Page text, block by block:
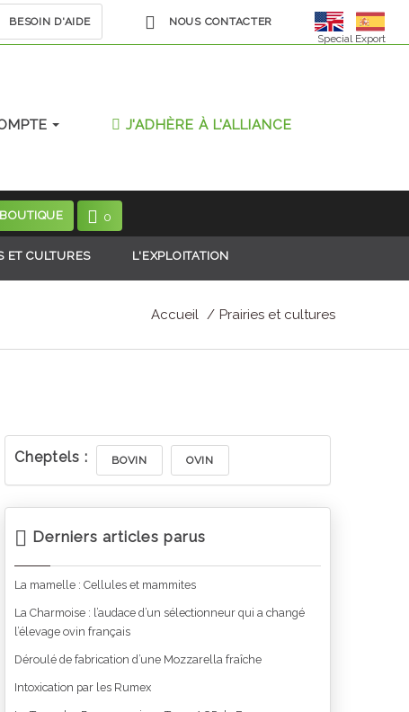
BESOIN D'AIDE
NOUS CONTACTER
Special Export
J'ADHÈRE À L'ALLIANCE
0
ET CULTURES L'EXPLOITATION
Accueil Prairies et cultures
Cheptels : BOVIN OVIN
Derniers articles parus
La mamelle : Cellules et mammites
La Charmoise : l’audace d’un sélectionneur qui a changé
l’élevage ovin français
Déroulé de fabrication d’une Mozzarella fraîche
Intoxication par les Rumex